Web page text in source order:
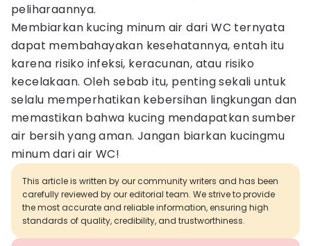
peliharaannya.
Membiarkan kucing minum air dari WC ternyata
dapat membahayakan kesehatannya, entah itu
karena risiko infeksi, keracunan, atau risiko
kecelakaan. Oleh sebab itu, penting sekali untuk
selalu memperhatikan kebersihan lingkungan dan
memastikan bahwa kucing mendapatkan sumber
air bersih yang aman. Jangan biarkan kucingmu
minum dari air WC!
This article is written by our community writers and has been
carefully reviewed by our editorial team. We strive to provide
the most accurate and reliable information, ensuring high
standards of quality, credibility, and trustworthiness.